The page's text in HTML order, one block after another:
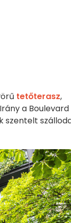
tetőterasz,
a Boulevard
szentelt